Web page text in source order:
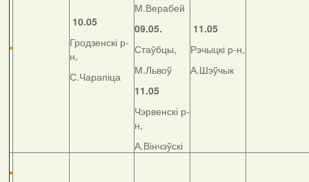
10.05
Гродзенскі р-
н,
С.Чарапіца
М.Верабей
09.05.
Стаўбцы,
М.Львоў
11.05
Чэрвенскі р-
н,
А.Вінчэўскі
11.05
Рэчыцкі р-н,
А.Шэўчык